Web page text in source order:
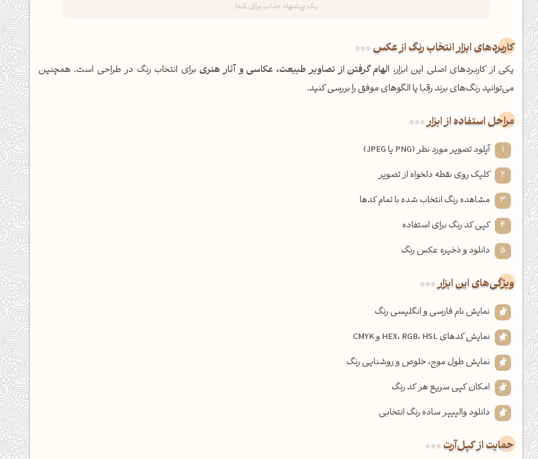
کاربردهای ابزار انتخاب رنگ از عکس
یکی از کاربردهای اصلی این ابزار، الهام گرفتن از تصاویر طبیعت، عکاسی و آثار هنری برای انتخاب رنگ در طراحی است. همچنین
می‌توانید رنگ‌های برند رقبا یا الگوهای موفق را بررسی کنید.
مراحل استفاده از ابزار
آپلود تصویر مورد نظر (PNG یا JPEG)
کلیک روی نقطه دلخواه از تصویر
مشاهده رنگ انتخاب شده با تمام کدها
کپی کد رنگ برای استفاده
دانلود و ذخیره عکس رنگ
ویژگی‌های این ابزار
نمایش نام فارسی و انگلیسی رنگ
نمایش کدهای HEX، RGB، HSL و CMYK
نمایش طول موج، خلوص و روشنایی رنگ
امکان کپی سریع هر کد رنگ
دانلود والپیپر ساده رنگ انتخابی
حمایت از کپل‌آرت